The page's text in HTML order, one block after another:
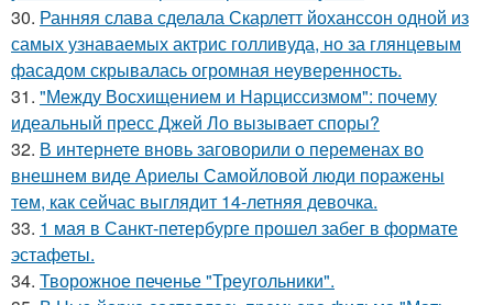
30. Ранняя слава сделала Скарлетт йоханссон одной из
самых узнаваемых актрис голливуда, но за глянцевым
фасадом скрывалась огромная неуверенность.
31. "Между Восхищением и Нарциссизмом": почему
идеальный пресс Джей Ло вызывает споры?
32. В интернете вновь заговорили о переменах во
внешнем виде Ариелы Самойловой люди поражены
тем, как сейчас выглядит 14-летняя девочка.
33. 1 мая в Санкт-петербурге прошел забег в формате
эстафеты.
34. Творожное печенье "Треугольники".